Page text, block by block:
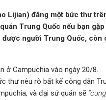
Lijian) đăng một bức thư
Trung Quốc nếu bạn gặp
được người Trung Quốc, còn
ở Campuchia vào ngày 20/8.
thư nêu rõ bất kể công dân
và đại sứ quán sẽ “cung